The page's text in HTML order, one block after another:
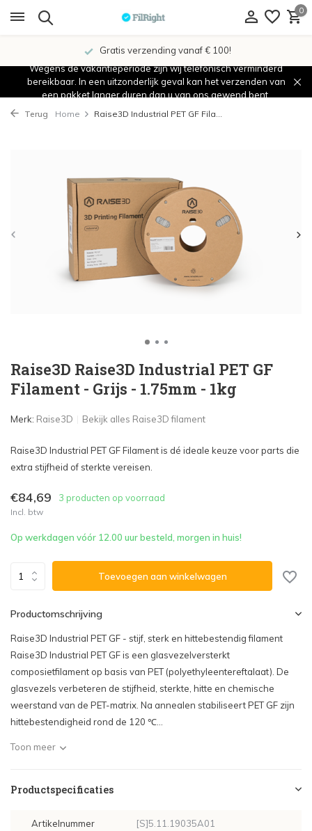
0
Gratis verzending vanaf € 100!
Wegens de vakantieperiode zijn wij telefonisch verminderd
bereikbaar. In een uitzonderlijk geval kan het verzenden van
een pakket langer duren dan u van ons gewend bent.
Terug Home Raise3D Industrial PET GF Fila...
Raise3D Raise3D Industrial PET GF
Filament - Grijs - 1.75mm - 1kg
Merk: Raise3D Bekijk alles Raise3D filament
Raise3D Industrial PET GF Filament is dé ideale keuze voor parts die
extra stijfheid of sterkte vereisen.
€84,69 3 producten op voorraad
Incl. btw
Op werkdagen vóór 12.00 uur besteld, morgen in huis!
Toevoegen aan winkelwagen
Productomschrijving
Raise3D Industrial PET GF - stijf, sterk en hittebestendig filament
Raise3D Industrial PET GF is een glasvezelversterkt
composietfilament op basis van PET (polyethyleentereftalaat). De
glasvezels verbeteren de stijfheid, sterkte, hitte en chemische
weerstand van de PET-matrix. Na annealen stabiliseert PET GF zijn
hittebestendigheid rond de 120 ℃...
Toon meer
Productspecificaties
Artikelnummer [S]5.11.19035A01